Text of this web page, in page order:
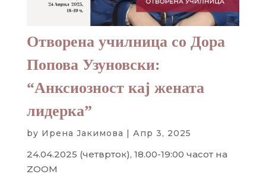
Отворена училница со Дора
Попова Узуновски:
“Анксиозност кај жената
лидерка”
by Ирена Јакимова | Апр 3, 2025
24.04.2025 (четврток), 18.00-19:00 часот на
ZOOM